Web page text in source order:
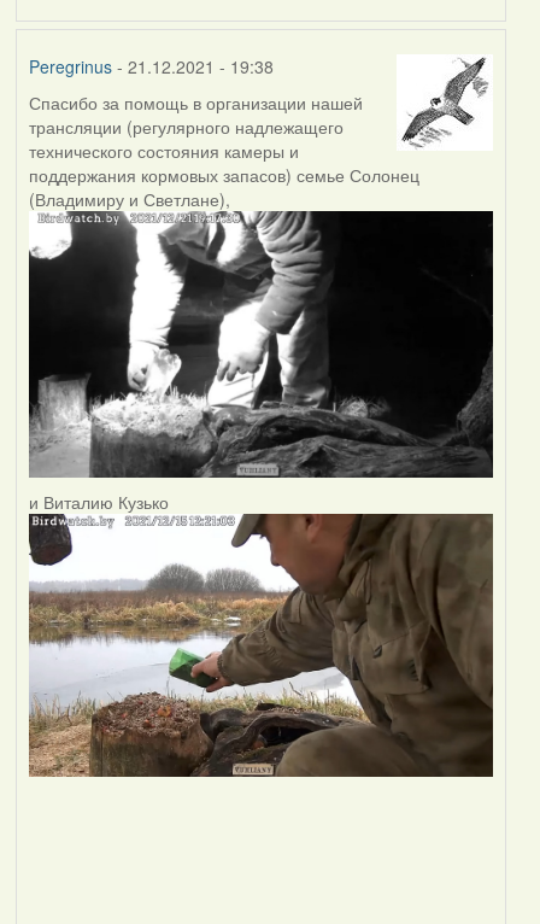
Peregrinus- 21.12.2021 - 19:38
Спасибо за помощь в организации нашей
трансляции (регулярного надлежащего
технического состояния камеры и
поддержания кормовых запасов) семье Солонец
(Владимиру и Светлане),
и Виталию Кузько